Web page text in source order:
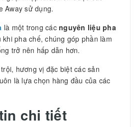
Away sử dụng.
là một trong các nguyên liệu pha
pha chế, chúng góp phần làm
trở nên hấp dẫn hơn.
hương vị đặc biệt các sản
là lựa chọn hàng đầu của các
chi tiết